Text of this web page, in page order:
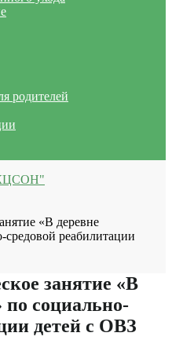
родителей
«В деревне
реабилитации
занятие «В
по социально-
детей с ОВЗ